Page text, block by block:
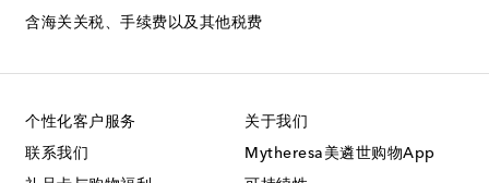
含海关关税、手续费以及其他税费
个性化客户服务
联系我们
关于我们
Mytheresa美遴世购物App